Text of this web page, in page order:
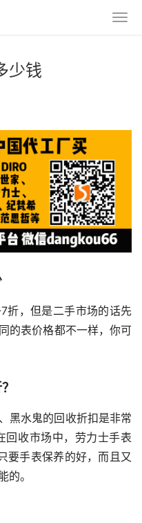
少钱
折，但是二手市场的话先
的表价格都不一样，你可
黑水鬼的回收折扣是非常
回收市场中，劳力士手表
要手表保养的好，而且又
的。